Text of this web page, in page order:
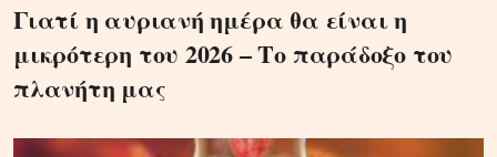
Γιατί η αυριανή ημέρα θα είναι η
μικρότερη του 2026 – Το παράδοξο του
πλανήτη μας